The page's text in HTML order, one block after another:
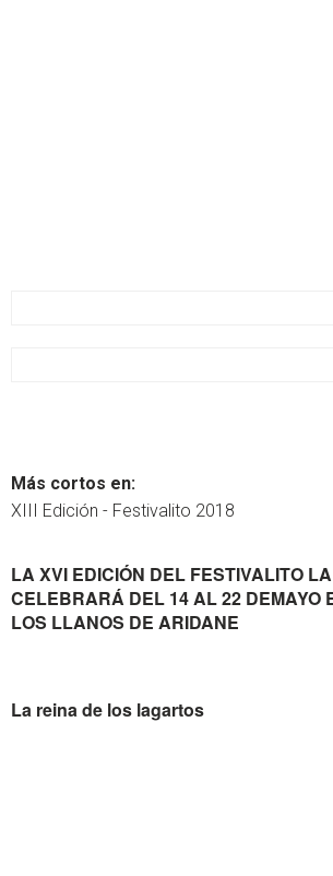
Más cortos en:
XIII Edición - Festivalito 2018
LA XVI EDICIÓN DEL FESTIVALITO
CELEBRARÁ DEL 14 AL 22 DEMAYO
LOS LLANOS DE ARIDANE
La reina de los lagartos